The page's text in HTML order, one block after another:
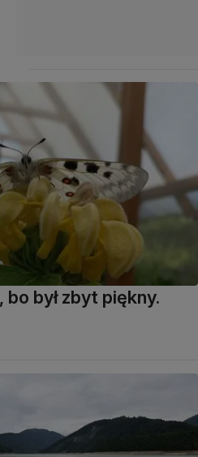
bo był zbyt piękny.